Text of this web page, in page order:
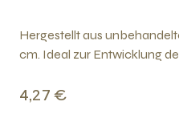
Hergestellt aus
cm. Ideal zur Entwicklung
4,27 €